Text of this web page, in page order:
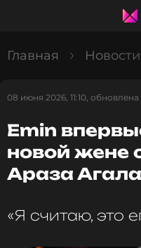
Главная Новости
08 июня 2026, 11:10, обновлена
Emin
новой жене
Араза
«Я считаю, это